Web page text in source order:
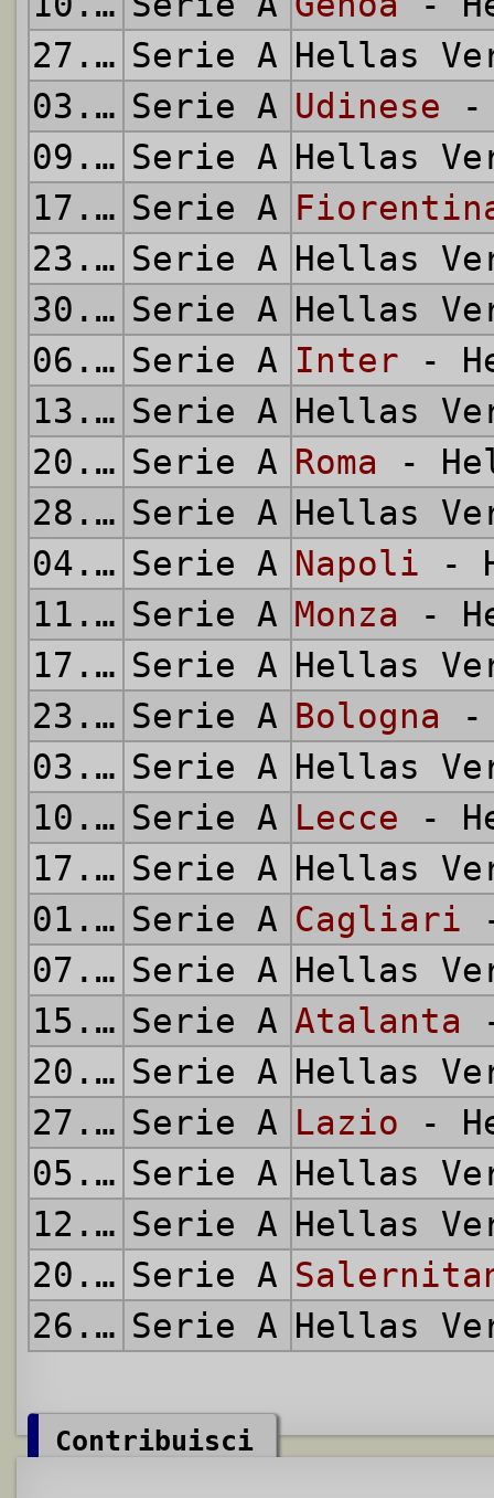
27.11.2023 Serie A Hellas
03.12.2023 Serie A Udinese -
09.12.2023 Serie A Hellas
17.12.2023 Serie A
23.12.2023 Serie A Hellas
30.12.2023 Serie A Hellas
06.01.2024 Serie A Inter -
13.01.2024 Serie A Hellas
20.01.2024 Serie A Roma -
28.01.2024 Serie A Hellas
04.02.2024 Serie A Napoli -
11.02.2024 Serie A Monza -
17.02.2024 Serie A Hellas
23.02.2024 Serie A Bologna -
03.03.2024 Serie A Hellas
10.03.2024 Serie A Lecce -
17.03.2024 Serie A Hellas
01.04.2024 Serie A Cagliari
07.04.2024 Serie A Hellas
15.04.2024 Serie A Atalanta
20.04.2024 Serie A Hellas
27.04.2024 Serie A Lazio -
05.05.2024 Serie A Hellas
12.05.2024 Serie A Hellas
20.05.2024 Serie A
26.05.2024 Serie A Hellas
Contribuisci